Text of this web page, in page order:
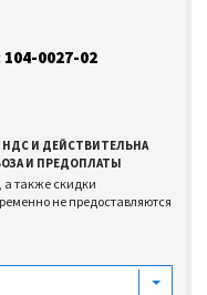
104-0027-02
НДС И ДЕЙСТВИТЕЛЬНА
И ПРЕДОПЛАТЫ
а также скидки
не предоставляются